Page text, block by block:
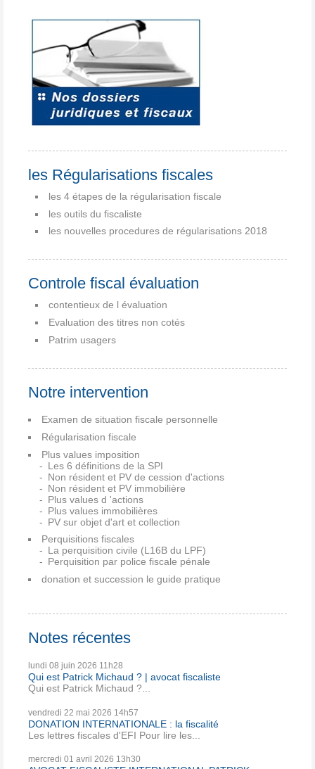
les Régularisations fiscales
les 4 étapes de la régularisation fiscale
les outils du fiscaliste
les nouvelles procedures de régularisations 2018
Controle fiscal évaluation
contentieux de l évaluation
Evaluation des titres non cotés
Patrim usagers
Notre intervention
Examen de situation fiscale personnelle
Régularisation fiscale
Plus values imposition
Les 6 définitions de la SPI
Non résident et PV de cession d'actions
Non résident et PV immobilière
Plus values d 'actions
Plus values immobilières
PV sur objet d'art et collection
Perquisitions fiscales
La perquisition civile (L16B du LPF)
Perquisition par police fiscale pénale
donation et succession le guide pratique
Notes récentes
lundi 08 juin 2026 11h28
Qui est Patrick Michaud ? | avocat fiscaliste
Qui est Patrick Michaud ?...
vendredi 22 mai 2026 14h57
DONATION INTERNATIONALE : la fiscalité
Les lettres fiscales d'EFI Pour lire les...
mercredi 01 avril 2026 13h30